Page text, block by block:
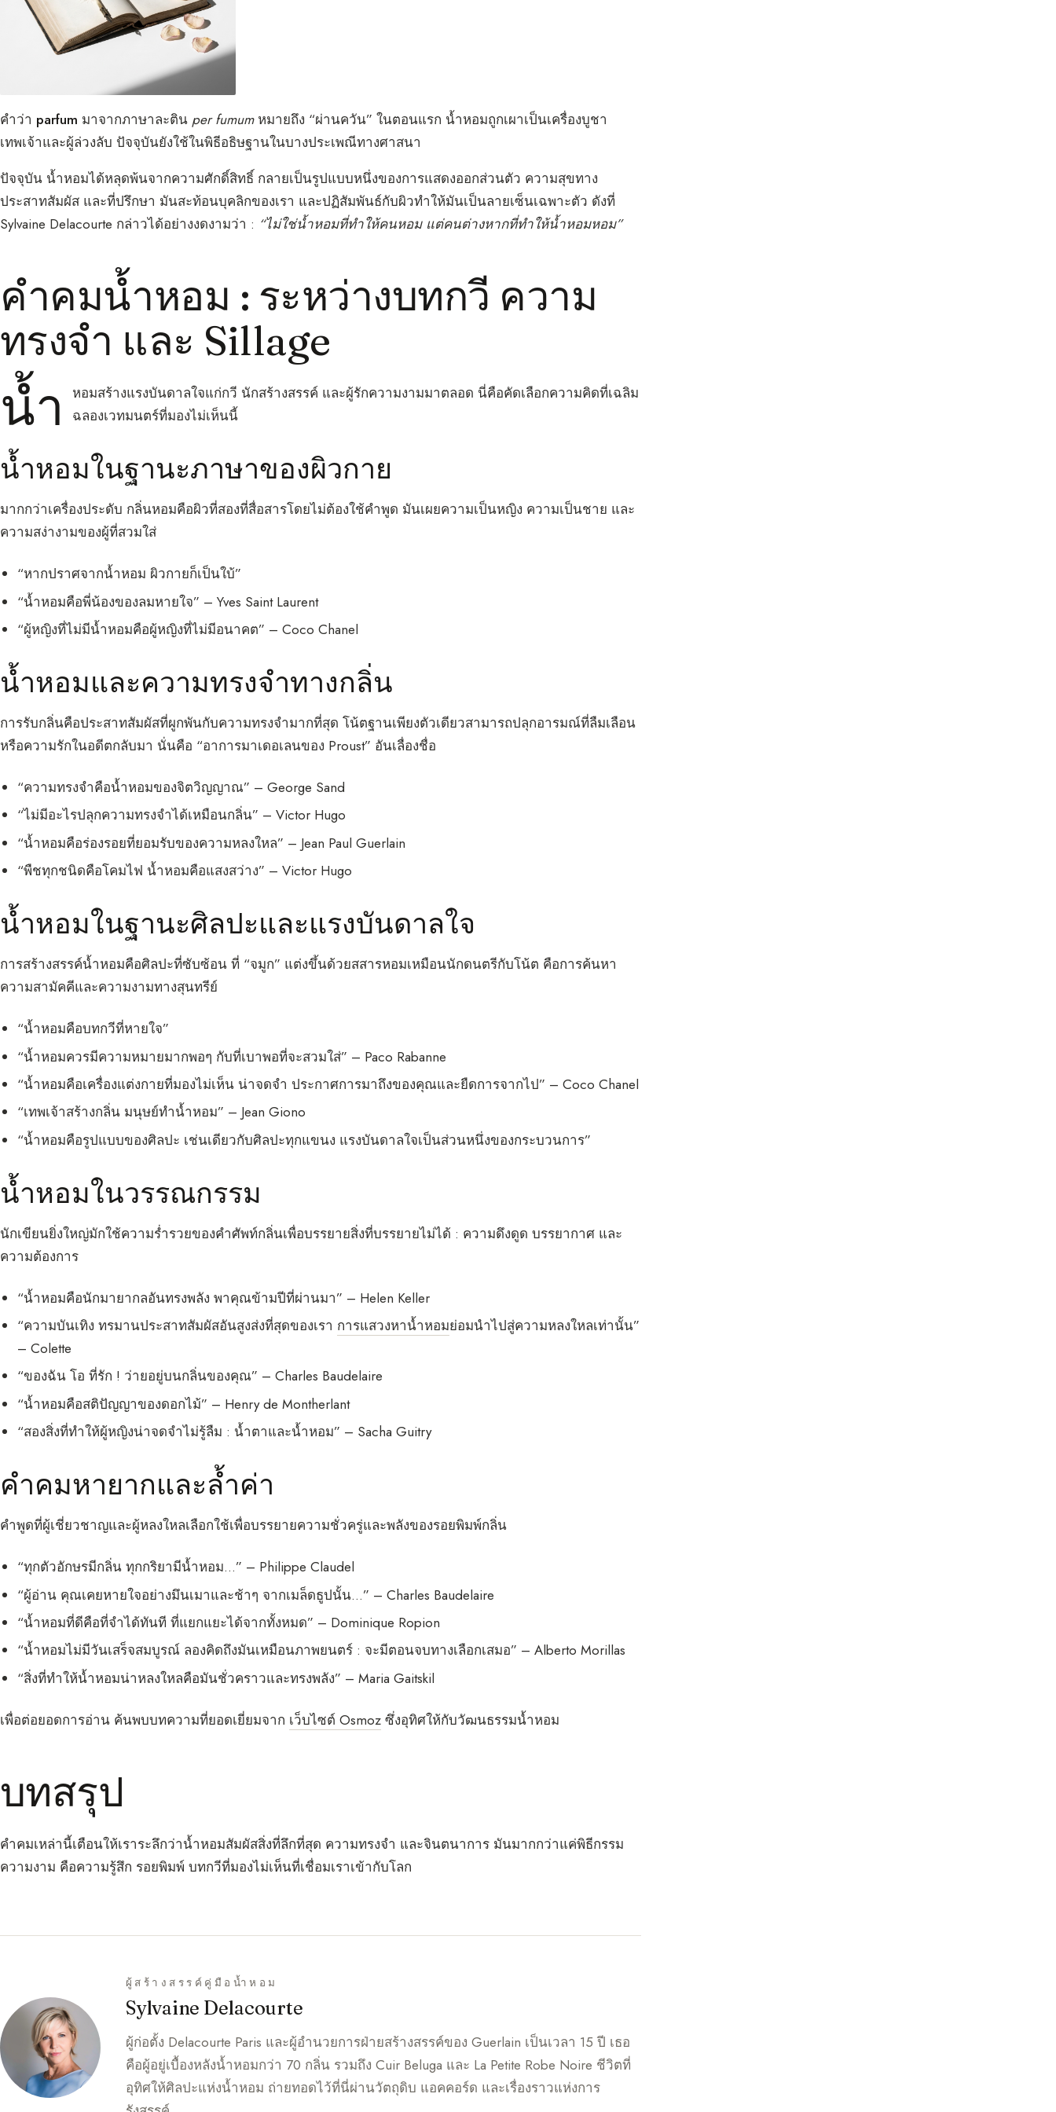
คำว่า parfum มาจากภาษาละติน per fumumหมายถึง “ผ่านควัน” ในตอนแรก น้ำหอมถูกเผาเป็นเครื่องบูชา
เทพเจ้าและผู้ล่วงลับ ปัจจุบันยังใช้ในพิธีอธิษฐานในบางประเพณีทางศาสนา
ปัจจุบัน น้ำหอมได้หลุดพ้นจากความศักดิ์สิทธิ์ กลายเป็นรูปแบบหนึ่งของการแสดงออกส่วนตัว ความสุขทาง
ประสาทสัมผัส และที่ปรึกษา มันสะท้อนบุคลิกของเรา และปฏิสัมพันธ์กับผิวทำให้มันเป็นลายเซ็นเฉพาะตัว ดังที่
Sylvaine Delacourte กล่าวได้อย่างงดงามว่า : “ไม่ใช่น้ำหอมที่ทำให้คนหอม แต่คนต่างหากที่ทำให้น้ำหอมหอม”
คำคมน้ำหอม : ระหว่างบทกวี ความ
ทรงจำ และ Sillage
น้ำ
หอมสร้างแรงบันดาลใจแก่กวี นักสร้างสรรค์ และผู้รักความงามมาตลอด นี่คือคัดเลือกความคิดที่เฉลิม
ฉลองเวทมนตร์ที่มองไม่เห็นนี้
น้ำหอมในฐานะภาษาของผิวกาย
มากกว่าเครื่องประดับ กลิ่นหอมคือผิวที่สองที่สื่อสารโดยไม่ต้องใช้คำพูด มันเผยความเป็นหญิง ความเป็นชาย และ
ความสง่างามของผู้ที่สวมใส่
“หากปราศจากน้ำหอม ผิวกายก็เป็นใบ้”
“น้ำหอมคือพี่น้องของลมหายใจ” – Yves Saint Laurent
“ผู้หญิงที่ไม่มีน้ำหอมคือผู้หญิงที่ไม่มีอนาคต” – Coco Chanel
น้ำหอมและความทรงจำทางกลิ่น
การรับกลิ่นคือประสาทสัมผัสที่ผูกพันกับความทรงจำมากที่สุด โน้ตฐานเพียงตัวเดียวสามารถปลุกอารมณ์ที่ลืมเลือน
หรือความรักในอดีตกลับมา นั่นคือ “อาการมาเดอเลนของ Proust” อันเลื่องชื่อ
“ความทรงจำคือน้ำหอมของจิตวิญญาณ” – George Sand
“ไม่มีอะไรปลุกความทรงจำได้เหมือนกลิ่น” – Victor Hugo
“น้ำหอมคือร่องรอยที่ยอมรับของความหลงใหล” – Jean Paul Guerlain
“พืชทุกชนิดคือโคมไฟ น้ำหอมคือแสงสว่าง” – Victor Hugo
น้ำหอมในฐานะศิลปะและแรงบันดาลใจ
การสร้างสรรค์น้ำหอมคือศิลปะที่ซับซ้อน ที่ “จมูก” แต่งขึ้นด้วยสสารหอมเหมือนนักดนตรีกับโน้ต คือการค้นหา
ความสามัคคีและความงามทางสุนทรีย์
“น้ำหอมคือบทกวีที่หายใจ”
“น้ำหอมควรมีความหมายมากพอๆ กับที่เบาพอที่จะสวมใส่” – Paco Rabanne
“น้ำหอมคือเครื่องแต่งกายที่มองไม่เห็น น่าจดจำ ประกาศการมาถึงของคุณและยืดการจากไป” – Coco Chanel
“เทพเจ้าสร้างกลิ่น มนุษย์ทำน้ำหอม” – Jean Giono
“น้ำหอมคือรูปแบบของศิลปะ เช่นเดียวกับศิลปะทุกแขนง แรงบันดาลใจเป็นส่วนหนึ่งของกระบวนการ”
น้ำหอมในวรรณกรรม
นักเขียนยิ่งใหญ่มักใช้ความร่ำรวยของคำศัพท์กลิ่นเพื่อบรรยายสิ่งที่บรรยายไม่ได้ : ความดึงดูด บรรยากาศ และ
ความต้องการ
“น้ำหอมคือนักมายากลอันทรงพลัง พาคุณข้ามปีที่ผ่านมา” – Helen Keller
“ความบันเทิง ทรมานประสาทสัมผัสอันสูงส่งที่สุดของเรา การแสวงหาน้ำหอมย่อมนำไปสู่ความหลงใหลเท่านั้น”
– Colette
“ของฉัน โอ ที่รัก ! ว่ายอยู่บนกลิ่นของคุณ” – Charles Baudelaire
“น้ำหอมคือสติปัญญาของดอกไม้” – Henry de Montherlant
“สองสิ่งที่ทำให้ผู้หญิงน่าจดจำไม่รู้ลืม : น้ำตาและน้ำหอม” – Sacha Guitry
คำคมหายากและล้ำค่า
คำพูดที่ผู้เชี่ยวชาญและผู้หลงใหลเลือกใช้เพื่อบรรยายความชั่วครู่และพลังของรอยพิมพ์กลิ่น
“ทุกตัวอักษรมีกลิ่น ทุกกริยามีน้ำหอม…” – Philippe Claudel
“ผู้อ่าน คุณเคยหายใจอย่างมึนเมาและช้าๆ จากเมล็ดธูปนั้น…” – Charles Baudelaire
“น้ำหอมที่ดีคือที่จำได้ทันที ที่แยกแยะได้จากทั้งหมด” – Dominique Ropion
“น้ำหอมไม่มีวันเสร็จสมบูรณ์ ลองคิดถึงมันเหมือนภาพยนตร์ : จะมีตอนจบทางเลือกเสมอ” – Alberto Morillas
“สิ่งที่ทำให้น้ำหอมน่าหลงใหลคือมันชั่วคราวและทรงพลัง” – Maria Gaitskil
เพื่อต่อยอดการอ่าน ค้นพบบทความที่ยอดเยี่ยมจาก เว็บไซต์ Osmoz ซึ่งอุทิศให้กับวัฒนธรรมน้ำหอม
บทสรุป
คำคมเหล่านี้เตือนให้เราระลึกว่าน้ำหอมสัมผัสสิ่งที่ลึกที่สุด ความทรงจำ และจินตนาการ มันมากกว่าแค่พิธีกรรม
ความงาม คือความรู้สึก รอยพิมพ์ บทกวีที่มองไม่เห็นที่เชื่อมเราเข้ากับโลก
ผู้สร้างสรรค์คู่มือน้ำหอม
Sylvaine Delacourte
ผู้ก่อตั้ง Delacourte Paris และผู้อำนวยการฝ่ายสร้างสรรค์ของ Guerlain เป็นเวลา 15 ปี เธอ
คือผู้อยู่เบื้องหลังน้ำหอมกว่า 70 กลิ่น รวมถึง Cuir Beluga และ La Petite Robe Noire ชีวิตที่
อุทิศให้ศิลปะแห่งน้ำหอม ถ่ายทอดไว้ที่นี่ผ่านวัตถุดิบ แอคคอร์ด และเรื่องราวแห่งการ